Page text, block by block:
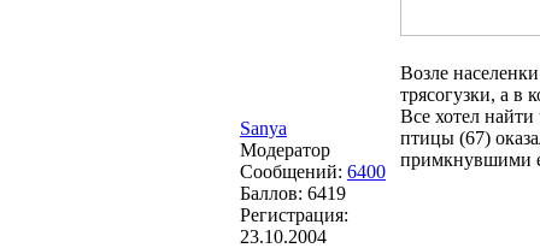
Sanya
Модератор
Сообщений: 6400
Баллов: 6419
Регистрация:
23.10.2004
Возле
трясогузки, а в
Все хотел
птицы (67)
примкнувшими